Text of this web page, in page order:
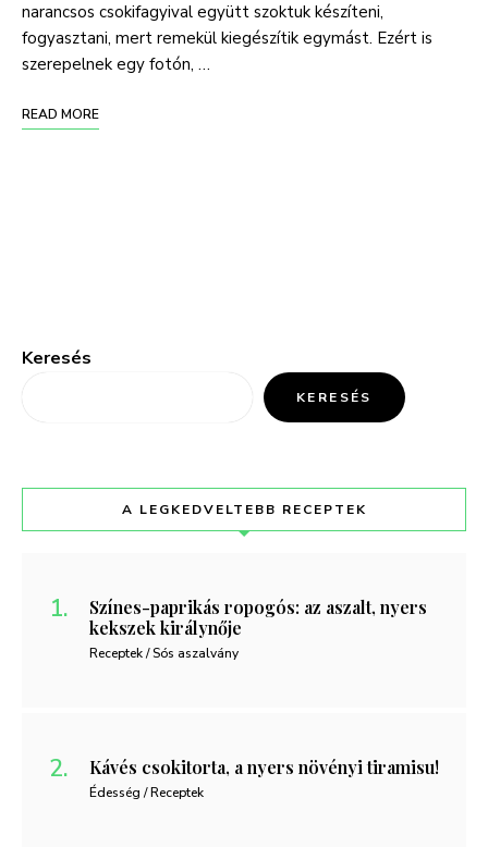
narancsos csokifagyival együtt szoktuk készíteni,
fogyasztani, mert remekül kiegészítik egymást. Ezért is
szerepelnek egy fotón, …
READ MORE
Keresés
KERESÉS
A LEGKEDVELTEBB RECEPTEK
Színes-paprikás ropogós: az aszalt, nyers
kekszek királynője
Receptek / Sós aszalvány
Kávés csokitorta, a nyers növényi tiramisu!
Édesség / Receptek